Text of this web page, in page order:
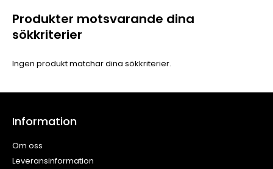
Produkter motsvarande dina
sökkriterier
Ingen produkt matchar dina sökkriterier.
Information
Om oss
Leveransinformation